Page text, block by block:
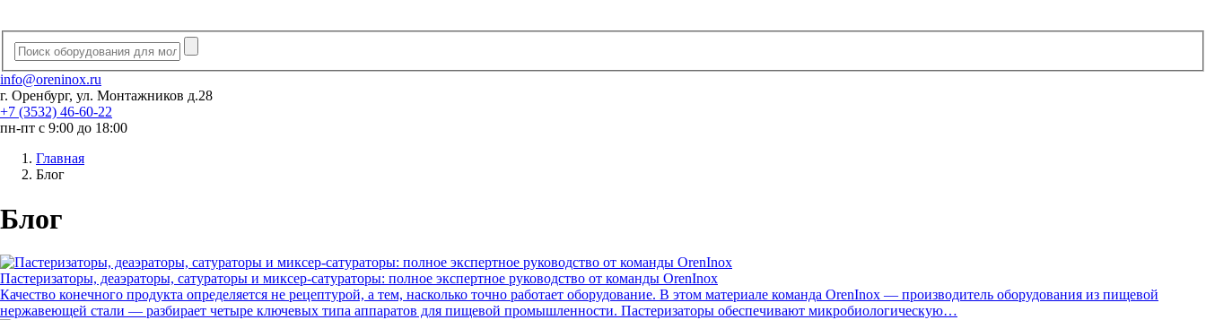
info@oreninox.ru
г. Оренбург, ул. Монтажников д.28
+7 (3532) 46-60-22
пн-пт с 9:00 до 18:00
Главная
Блог
Блог
Пастеризаторы, деаэраторы, сатураторы и миксер-сатураторы: полное экспертное руководство от команды OrenInox
Качество конечного продукта определяется не рецептурой, а тем, насколько точно работает оборудование. В этом материале команда OrenInox — производитель оборудования из пищевой
нержавеющей стали — разбирает четыре ключевых типа аппаратов для пищевой промышленности. Пастеризаторы обеспечивают микробиологическую…